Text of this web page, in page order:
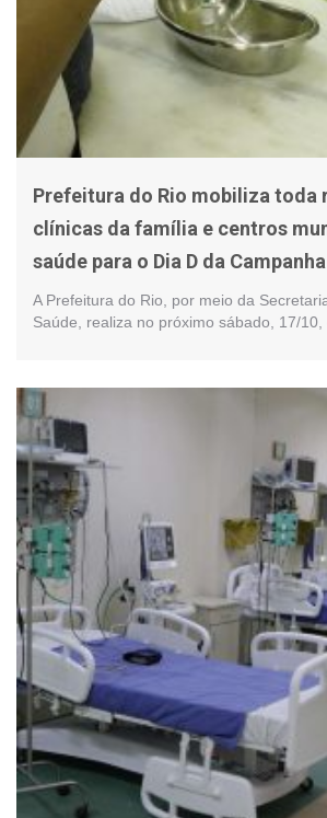
Prefeitura do Rio mobiliza toda
clínicas da família e centros
saúde para o Dia D da
Vacinação contra a Poliomielite
Multivacinação
A Prefeitura do Rio, por meio da
Saúde, realiza no próximo sábado, 17/